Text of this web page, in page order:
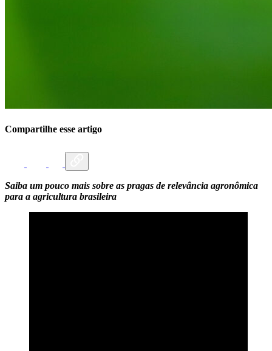
Compartilhe esse artigo
Saiba um pouco mais sobre as pragas de relevância agronômica
para a agricultura brasileira